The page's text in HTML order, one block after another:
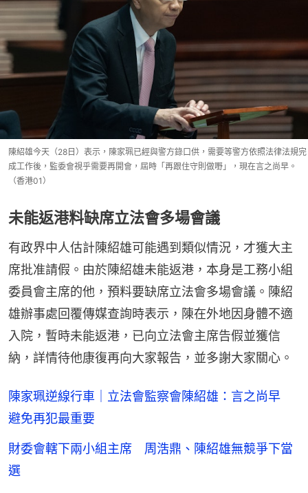
陳紹雄今天（28日）表示，陳家珮已經與警方錄口供，需要等警方依照法律法規完
成工作後，監委會視乎需要再開會，屆時「再跟住守則做嘢」，現在言之尚早。
（香港01）
未能返港料缺席立法會多場會議
有政界中人估計陳紹雄可能遇到類似情況，才獲大主
席批准請假。由於陳紹雄未能返港，本身是工務小組
委員會主席的他，預料要缺席立法會多場會議。陳紹
雄辦事處回覆傳媒查詢時表示，陳在外地因身體不適
入院，暫時未能返港，已向立法會主席告假並獲信
納，詳情待他康復再向大家報告，並多謝大家關心。
陳家珮逆線行車｜立法會監察會陳紹雄：言之尚早
避免再犯最重要
財委會轄下兩小組主席 周浩鼎、陳紹雄無競爭下當
選